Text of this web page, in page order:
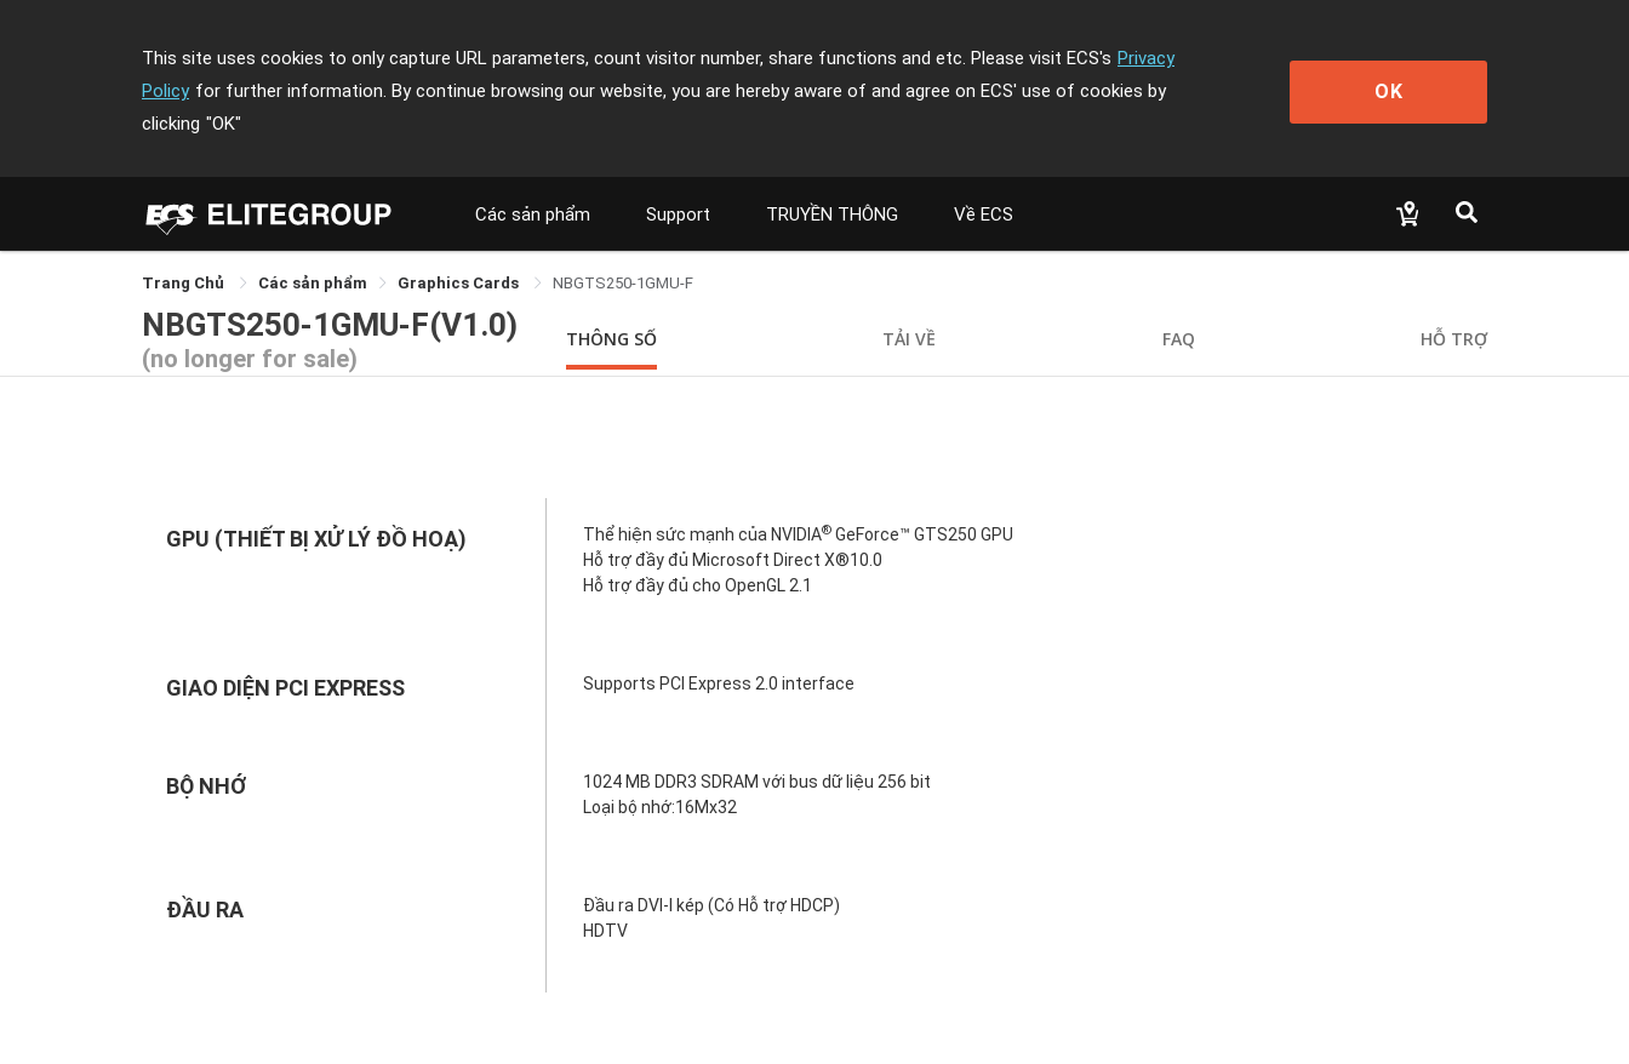
This site uses cookies to only capture URL parameters, count visitor number, share functions and etc. Please visit ECS's Privacy
Policy for further information. By continue browsing our website, you are hereby aware of and agree on ECS' use of cookies by
clicking "OK"
OK
Các sản phẩm Support TRUYỀN THÔNG Về ECS
Trang Chủ Các sản phẩm Graphics Cards NBGTS250-1GMU-F
NBGTS250-1GMU-F(V1.0)
(no longer for sale)
THÔNG SỐ TẢI VỀ FAQ HỖ TRỢ
GPU (THIẾT BỊ XỬ LÝ ĐỒ HOẠ) Thể hiện sức mạnh của NVIDIA® GeForce™ GTS250 GPU
Hỗ trợ đầy đủ Microsoft Direct X®10.0
Hỗ trợ đầy đủ cho OpenGL 2.1
GIAO DIỆN PCI EXPRESS Supports PCI Express 2.0 interface
BỘ NHỚ
1024 MB DDR3 SDRAM với bus dữ liệu 256 bit
Loại bộ nhớ:16Mx32
ĐẦU RA
Đầu ra DVI-I kép (Có Hỗ trợ HDCP)
HDTV